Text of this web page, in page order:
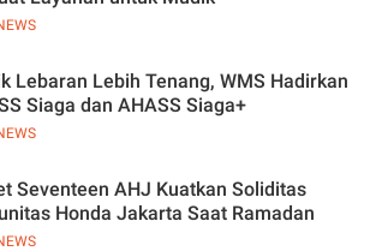
Lebaran Lebih Tenang, WMS Hadirkan
Siaga dan AHASS Siaga+
Seventeen AHJ Kuatkan Soliditas
Honda Jakarta Saat Ramadan